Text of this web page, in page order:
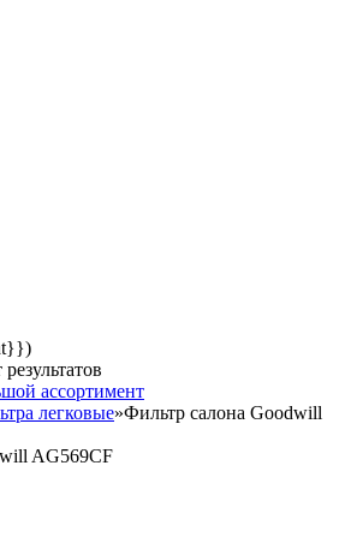
ассортимент
легковые»Фильтр салона Goodwill